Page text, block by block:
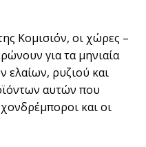
Κομισιόν, οι χώρες –
για τα μηνιαία
ελαίων, ρυζιού και
αυτών που
και οι